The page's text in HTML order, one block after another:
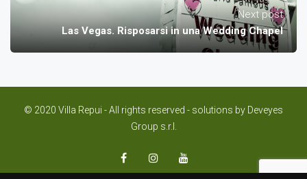
Next post
Las Vegas. Risposarsi in una Wedding Chapel
© 2020 Villa Repui - All rights reserved - solutions by Deveyes
Group s.r.l.